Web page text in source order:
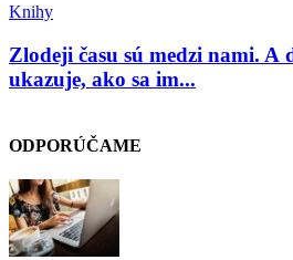
Knihy
Zlodeji času sú medzi nami. A
ukazuje, ako sa im...
ODPORÚČAME